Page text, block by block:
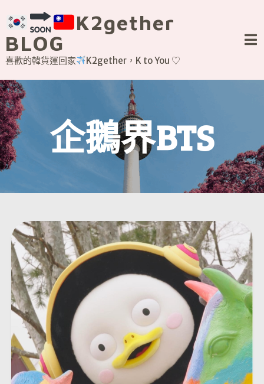
to
content
K2gether
BLOG
喜歡的韓貨運回家 K2gether，K to You ♡
企鵝界BTS